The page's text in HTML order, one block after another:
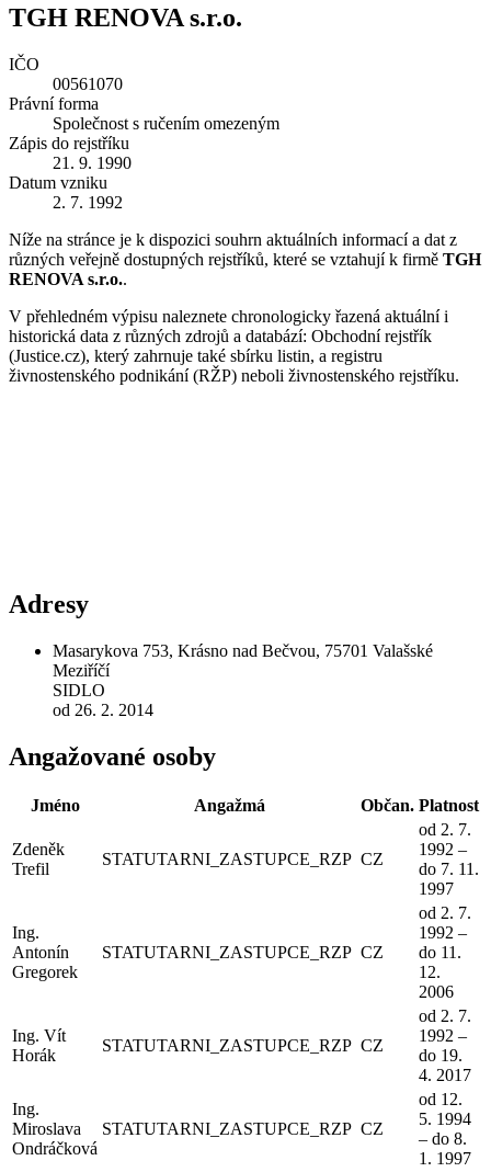
TGH RENOVA s.r.o.
IČO
00561070
Právní forma
Společnost s ručením omezeným
Zápis do rejstříku
21. 9. 1990
Datum vzniku
2. 7. 1992
Níže na stránce je k dispozici souhrn aktuálních informací a dat z
různých veřejně dostupných rejstříků, které se vztahují k firmě TGH
RENOVA s.r.o..
V přehledném výpisu naleznete chronologicky řazená aktuální i
historická data z různých zdrojů a databází: Obchodní rejstřík
(Justice.cz), který zahrnuje také sbírku listin, a registru
živnostenského podnikání (RŽP) neboli živnostenského rejstříku.
Adresy
Masarykova 753, Krásno nad Bečvou, 75701 Valašské
Meziříčí
SIDLO
od 26. 2. 2014
Angažované osoby
Jméno Angažmá Občan. Platnost
Zdeněk
Trefil
STATUTARNI_ZASTUPCE_RZP CZ
od 2. 7.
1992 –
do 7. 11.
1997
Ing.
Antonín
Gregorek
STATUTARNI_ZASTUPCE_RZP CZ
od 2. 7.
1992 –
do 11.
12.
2006
Ing. Vít
Horák
STATUTARNI_ZASTUPCE_RZP CZ
od 2. 7.
1992 –
do 19.
4. 2017
Ing.
Miroslava
Ondráčková
STATUTARNI_ZASTUPCE_RZP CZ
od 12.
5. 1994
– do 8.
1. 1997